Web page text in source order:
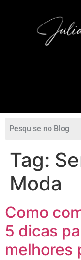
Tag:
Moda
Como
5 dicas
melhores